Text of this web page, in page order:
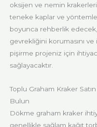
oksijen ve nemin
teneke kaplar ve
boyunca rehberlik
gevrekliğini korumasını ve
pişirme projeniz için
sağlayacaktır.
Toplu Graham Kraker
Bulun
Dökme graham kraker
genellikle sağlam kağıt